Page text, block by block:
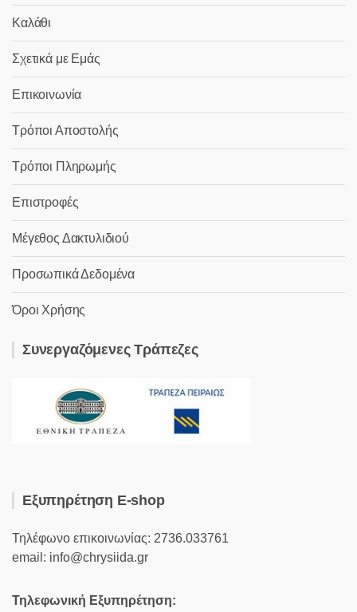
Καλάθι
Σχετικά με Εμάς
Επικοινωνία
Τρόποι Αποστολής
Τρόποι Πληρωμής
Επιστροφές
Μέγεθος Δακτυλιδιού
Προσωπικά Δεδομένα
Όροι Χρήσης
Συνεργαζόμενες Τράπεζες
Εξυπηρέτηση E-shop
Τηλέφωνο επικοινωνίας: 2736.033761
email: info@chrysiida.gr
Τηλεφωνική Εξυπηρέτηση: